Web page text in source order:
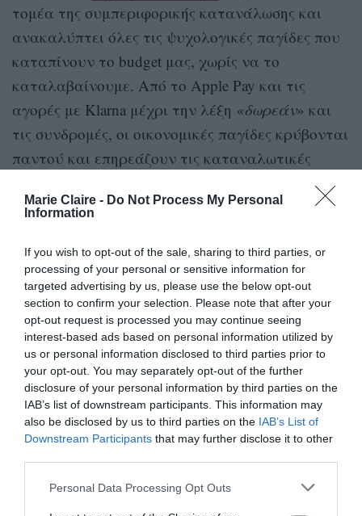
Marie Claire - Do Not Process My Personal
Information
If you wish to opt-out of the sale, sharing to third parties, or
processing of your personal or sensitive information for
targeted advertising by us, please use the below opt-out
section to confirm your selection. Please note that after your
opt-out request is processed you may continue seeing
interest-based ads based on personal information utilized by
us or personal information disclosed to third parties prior to
your opt-out. You may separately opt-out of the further
disclosure of your personal information by third parties on the
IAB’s list of downstream participants. This information may
also be disclosed by us to third parties on the IAB’s List of
Downstream Participants that may further disclose it to other
Personal Data Processing Opt Outs
τομέα της συμπεριφορικής κατανάλωσης και
ανακαλύπτει όλες τις ψυχολογικές παγίδες που
καταπίνουν το budget μας, χωρίς να το
καταλαβαίνουμε. Από το Apple Pay και τις
αγορές με Klarna μέχρι την λέξη «δωρεάν» και
τις συνδρομές, οι οικονομικές παγίδες κρύβονται
παντού και επηρεάζουν τις καταναλωτικές
αποφάσεις μας, σε συνειδητό και ασυνείδητο
επίπεδο.
Ακούστε ολόκληρο το επεισόδιο εδώ.